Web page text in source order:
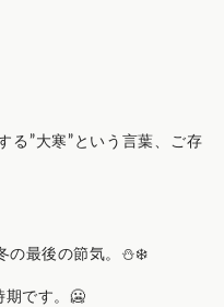
る”大寒”という言葉、ご存
の最後の節気。⛄️❄️
期です。🥶